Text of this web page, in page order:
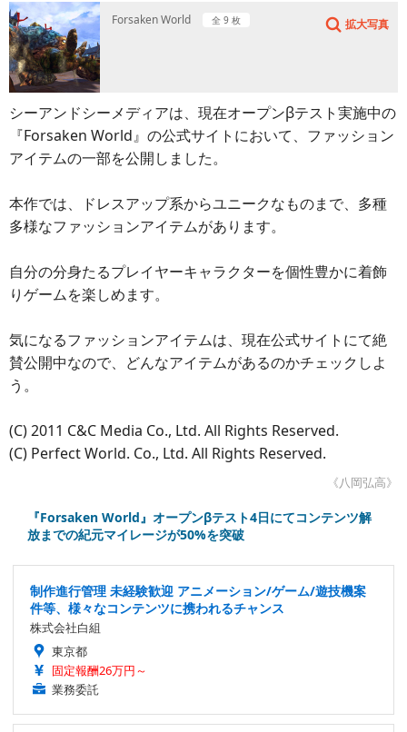
Forsaken World 全 9 枚 拡大写真
シーアンドシーメディアは、現在オープンβテスト実施中の
『Forsaken World』の公式サイトにおいて、ファッション
アイテムの一部を公開しました。
本作では、ドレスアップ系からユニークなものまで、多種
多様なファッションアイテムがあります。
自分の分身たるプレイヤーキャラクターを個性豊かに着飾
りゲームを楽しめます。
気になるファッションアイテムは、現在公式サイトにて絶
賛公開中なので、どんなアイテムがあるのかチェックしよ
う。
(C) 2011 C&C Media Co., Ltd. All Rights Reserved.
(C) Perfect World. Co., Ltd. All Rights Reserved.
《八岡弘高》
『Forsaken World』オープンβテスト4日にてコンテンツ解
放までの紀元マイレージが50%を突破
制作進行管理 未経験歓迎 アニメーション/ゲーム/遊技機案
件等、様々なコンテンツに携われるチャンス
株式会社白組
東京都
固定報酬26万円～
業務委託